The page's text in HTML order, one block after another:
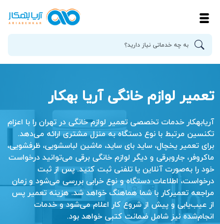
تعمیر لوازم خانگی آریا بهکار
آریابهکار خدمات تخصصی تعمیر لوازم خانگی در تهران را با اعزام
تکنسین مرتبط با نوع دستگاه به منزل مشتری ارائه می‌دهد.
برای تعمیر یخچال، ساید بای ساید، ماشین لباسشویی، ظرفشویی،
ماکروفر، جاروبرقی و دیگر لوازم خانگی برقی می‌توانید درخواست
خود را به‌صورت آنلاین یا تلفنی ثبت کنید. پس از ثبت
درخواست، اطلاعات دستگاه و نوع خرابی بررسی می‌شود و زمان
مراجعه تعمیرکار با شما هماهنگ خواهد شد. هزینه تعمیر پس
از عیب‌یابی و پیش از شروع کار اعلام می‌شود و خدمات
انجام‌شده نیز شامل ضمانت کتبی خواهد بود.